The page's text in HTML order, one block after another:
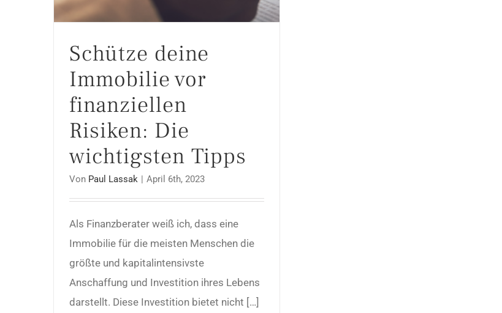
Schütze deine
Immobilie vor
finanziellen
Risiken: Die
wichtigsten Tipps
Von Paul Lassak | April 6th, 2023
Als Finanzberater weiß ich, dass eine
Immobilie für die meisten Menschen die
größte und kapitalintensivste
Anschaffung und Investition ihres Lebens
darstellt. Diese Investition bietet nicht […]